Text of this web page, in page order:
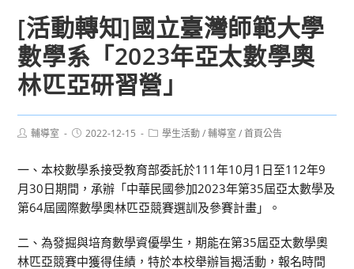
[活動轉知]國立臺灣師範大學
數學系「2023年亞太數學奧
林匹亞研習營」
Post輔導室
Post2022-12-15
Post學生活動 / 輔導室 / 首頁公告
一、本校數學系接受教育部委託於111年10月1日至112年9
月30日期間，承辦「中華民國參加2023年第35屆亞太數學及
第64屆國際數學奧林匹亞競賽選訓及參賽計畫」。
二、為發掘與培育數學資優學生，期能在第35屆亞太數學奧
林匹亞競賽中獲得佳績，特於本校舉辦旨揭活動，報名時間